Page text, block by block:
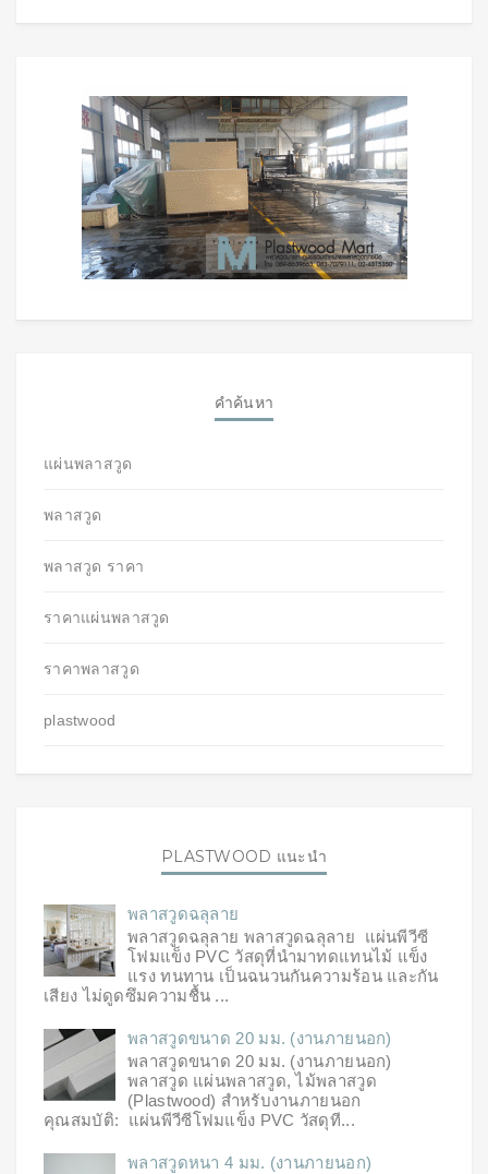
คำค้นหา
แผ่นพลาสวูด
พลาสวูด
พลาสวูด ราคา
ราคาแผ่นพลาสวูด
ราคาพลาสวูด
plastwood
PLASTWOOD แนะนำ
พลาสวูดฉลุลาย
พลาสวูดฉลุลาย พลาสวูดฉลุลาย แผ่นพีวีซี
โฟมแข็ง PVC วัสดุที่นำมาทดแทนไม้ แข็ง
แรง ทนทาน เป็นฉนวนกันความร้อน และกัน
เสียง ไม่ดูดซึมความชื้น ...
พลาสวูดขนาด 20 มม. (งานภายนอก)
พลาสวูดขนาด 20 มม. (งานภายนอก)
พลาสวูด แผ่นพลาสวูด, ไม้พลาสวูด
(Plastwood) สำหรับงานภายนอก
คุณสมบัติ: แผ่นพีวีซีโฟมแข็ง PVC วัสดุที...
พลาสวูดหนา 4 มม. (งานภายนอก)